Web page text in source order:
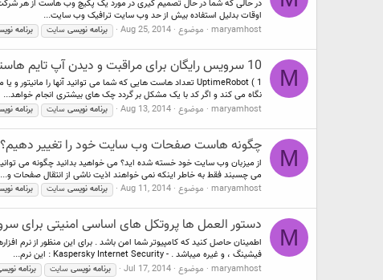
در حالی که شما در حال تصمیم گیری در مورد یک پکیچ وب هاست از هر شرکت
اوقات بدلیل استفاده بیش از حد وب سایت ترافیک وب سایت...
maryamhost موضوع Aug 25, 2014 برنامه نویسی سایت برنامه
M 10 سرویس رایگان برای مراقبت و دیدن آپ تایم هاستینگ
نگاه می کند و اگر کد با یک مشکل بر گردد چک های بیشتری انجام خواهد...
maryamhost موضوع Aug 13, 2014 برنامه نویسی سایت برنامه
M چگونه هاست صفحات وب سایت خود را تغییر دهیم؟
از میزبان وب سایت خود خسته شده اید؟ می خواهید بدانید چگونه می
می چسبند فقط به خاطر اینکه نمی خواهند اذیت ناشی از انتقال صفحات و...
maryamhost موضوع Aug 11, 2014 برنامه نویسی سایت برنامه
M دستور العمل ها پروتکل های اساسی امنیتی برای
فیشینگ ، و غیره میباشد . - Kaspersky Internet Security : این نرم...
maryamhost موضوع Jul 17, 2014 برنامه نویسی سایت برنامه